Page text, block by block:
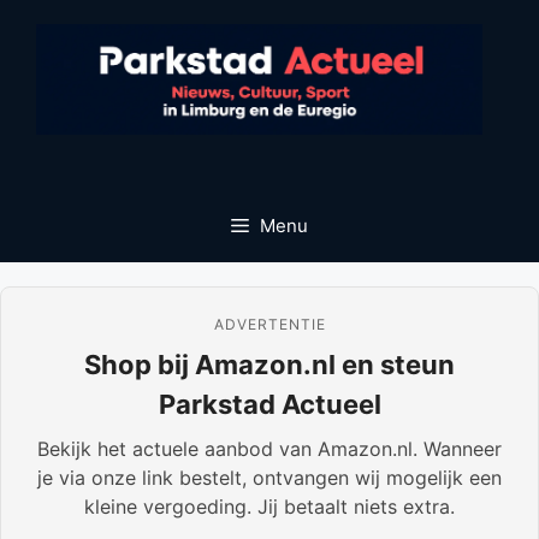
Menu
ADVERTENTIE
Shop bij Amazon.nl en steun
Parkstad Actueel
Bekijk het actuele aanbod van Amazon.nl. Wanneer
je via onze link bestelt, ontvangen wij mogelijk een
kleine vergoeding. Jij betaalt niets extra.